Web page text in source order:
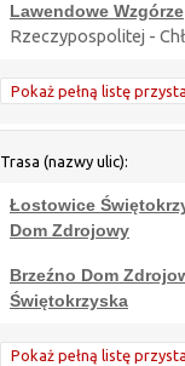
Lawendowe Wzgórze
Rzeczypospolitej -
Pokaż pełną listę
Trasa (nazwy ulic):
Łostowice
Dom Zdrojowy
Brzeźno Dom
Świętokrzyska
Pokaż pełną listę